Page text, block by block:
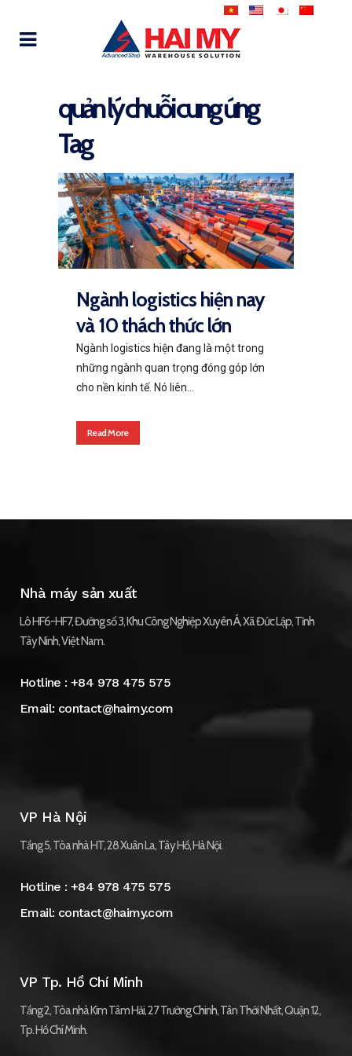
quản lý chuỗi cung ứng
Tag
Ngành logistics hiện nay
và 10 thách thức lớn
Ngành logistics hiện đang là một trong
những ngành quan trọng đóng góp lớn
cho nền kinh tế. Nó liên...
Read More
Nhà máy sản xuất
Lô HF6-HF7, Đường số 3, Khu Công Nghiệp Xuyên Á, Xã Đức Lập, Tỉnh
Tây Ninh, Việt Nam.
Hotline :+84 978 475 575
Email: contact@haimy.com
VP Hà Nội
Tầng 5, Tòa nhà HT, 28 Xuân La, Tây Hồ, Hà Nội.
Hotline :+84 978 475 575
Email: contact@haimy.com
VP Tp. Hồ Chí Minh
Tầng 2, Tòa nhà Kim Tâm Hải, 27 Trường Chinh, Tân Thới Nhất, Quận 12,
Tp. Hồ Chí Minh.